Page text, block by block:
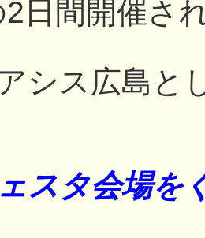
日間開催さ
シス広島と
スタ会場を